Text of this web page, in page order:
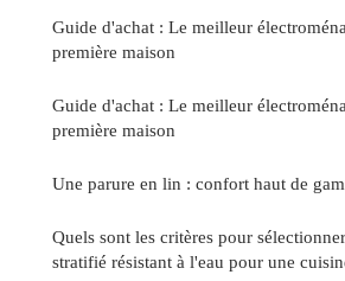
Guide d'achat : Le meilleur
première maison
Guide d'achat : Le meilleur
première maison
Une parure en lin : confort haut de
Quels sont les critères pour
stratifié résistant à l'eau pour une